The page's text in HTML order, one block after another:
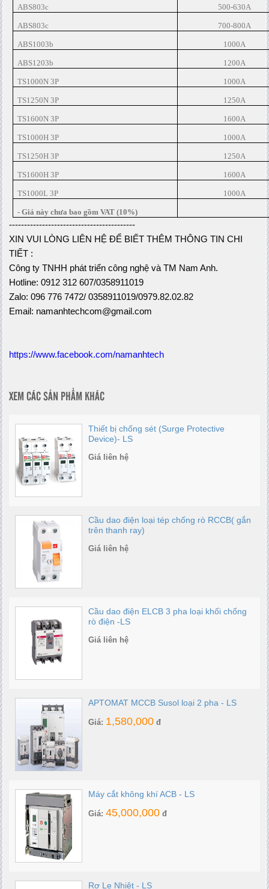
ABS803c 500-630A
ABS803c 700-800A
ABS1003b 1000A
ABS1203b 1200A
TS1000N 3P 1000A
TS1250N 3P 1250A
TS1600N 3P 1600A
TS1000H 3P 1000A
TS1250H 3P 1250A
TS1600H 3P 1600A
TS1000L 3P 1000A
- Giá này chưa bao gồm VAT (10%)
------------------------------------------
XIN VUI LÒNG LIÊN HỆ ĐỂ BIẾT THÊM THÔNG TIN CHI
TIẾT :
Công ty TNHH phát triển công nghệ và TM Nam Anh.
Hotline: 0912 312 607/0358911019
Zalo: 096 776 7472/ 0358911019/0979.82.02.82
Email: namanhtechcom@gmail.com
https://www.facebook.com/namanhtech
XEM CÁC SẢN PHẨM KHÁC
Thiết bị chống sét (Surge Protective
Device)- LS
Giá liên hệ
Cầu dao điện loại tép chống rò RCCB( gắn
trên thanh ray)
Giá liên hệ
Cầu dao điện ELCB 3 pha loại khối chống
rò điện -LS
Giá liên hệ
APTOMAT MCCB Susol loại 2 pha - LS
Giá: 1,580,000 đ
Máy cắt không khí ACB - LS
Giá: 45,000,000 đ
Rơ Le Nhiệt - LS